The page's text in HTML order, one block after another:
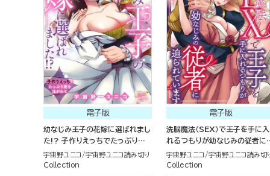
電子版
幼なじみ王子の花嫁に選ばれまし
た!? 子作りえっちでたっぷり愛
を注がれて（単話版）
宇宙野ユニコ
宇宙野ユニコ読み切り
Collection
電子版
洗脳魔法（SEX）で王子を手に入
れるつもりが幼なじみの従者に
られています（単話版）
宇宙野ユニコ
宇宙野ユニコ読み切
Collection